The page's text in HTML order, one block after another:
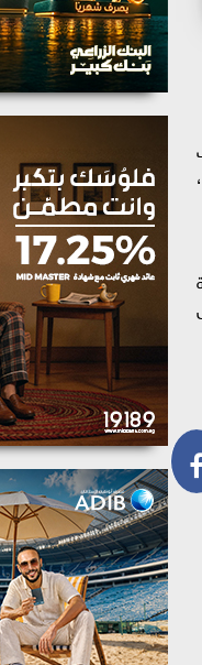
أعمال الإسكندرية ندوة بعنوان "التمكين الاقتصادي للمرأة: فرصة لغد أفضل" وذلك يوم الاربعاء الموافق 26 فبراير 2026،